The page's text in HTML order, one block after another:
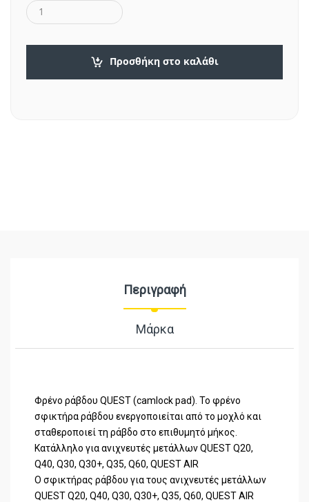
Προσθήκη στο καλάθι
Περιγραφή
Μάρκα
Φρένο ράβδου QUEST (camlock pad). Το φρένο
σφικτήρα ράβδου ενεργοποιείται από το μοχλό και
σταθεροποιεί τη ράβδο στο επιθυμητό μήκος.
Κατάλληλο για ανιχνευτές μετάλλων QUEST Q20,
Q40, Q30, Q30+, Q35, Q60, QUEST AIR
O σφικτήρας ράβδου για τους ανιχνευτές μετάλλων
QUEST Q20, Q40, Q30, Q30+, Q35, Q60, QUEST AIR